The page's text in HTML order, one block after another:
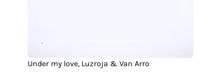
Under my love, Luzroja & Van Arro